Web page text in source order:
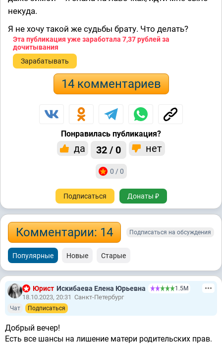
некуда.
Я не хочу такой же судьбы брату. Что делать?
Эта публикация уже заработала 7,37 рублейза
дочитывания
Зарабатывать
14 комментариев
Понравилась публикация?
да 32 / 0 нет
0 / 0
Подписаться Донаты ₽
Комментарии: 14 Подписаться на обсуждения
Популярные Новые Старые
Юрист Искибаева Елена Юрьевна 1.5М
18.10.2023, 20:31 Санкт-Петербург
Чат Подписаться
Добрый вечер!
Есть все шансы на лишение матери родительских прав.